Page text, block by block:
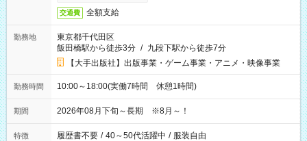
交通費 全額支給
勤務地
東京都千代田区
飯田橋駅から徒歩3分 / 九段下駅から徒歩7分
【大手出版社】出版事業・ゲーム事業・アニメ・映像事業
勤務時間 10:00～18:00(実働7時間 休憩1時間)
期間 2026年08月下旬～長期 ※8月～！
特徴 履歴書不要 / 40～50代活躍中 / 服装自由